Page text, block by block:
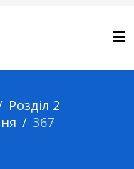
Розділ 2
367